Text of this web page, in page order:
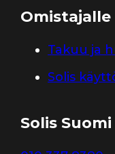
Omistajalle
Takuu ja
Solis
Solis Suomi